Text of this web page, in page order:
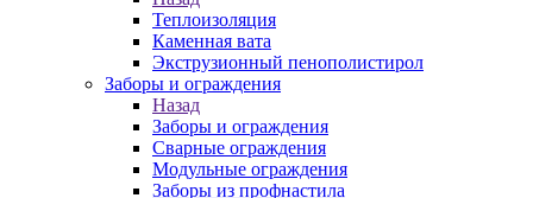
Теплоизоляция
Каменная вата
Экструзионный пенополистирол
Заборы и ограждения
Назад
Заборы и ограждения
Сварные ограждения
Модульные ограждения
Заборы из профнастила